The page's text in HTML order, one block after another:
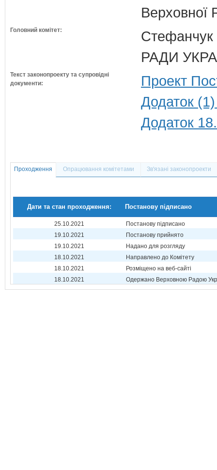
Верховної
Головний комітет:
РАДИ
Текст законопроекту та супровідні
документи:
Проект
Додаток
Додаток
Проходження Опрацювання комітетами Зв'язані законопроекти
Дати та стан проходження: Постанову підписано
25.10.2021
Постанову підписано
19.10.2021
Постанову прийнято
19.10.2021
Надано для розгляду
18.10.2021
Направлено до Комітету
18.10.2021
Розміщено на веб-сайті
18.10.2021
Одержано Верховною Радою